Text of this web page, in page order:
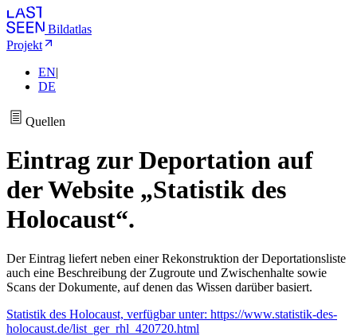
Bildatlas
Projekt
EN|
DE
Quellen
Eintrag zur Deportation auf
der Website „Statistik des
Holocaust“.
Der Eintrag liefert neben einer Rekonstruktion der Deportationsliste
auch eine Beschreibung der Zugroute und Zwischenhalte sowie
Scans der Dokumente, auf denen das Wissen darüber basiert.
Statistik des Holocaust, verfügbar unter: https://www.statistik-des-
holocaust.de/list_ger_rhl_420720.html